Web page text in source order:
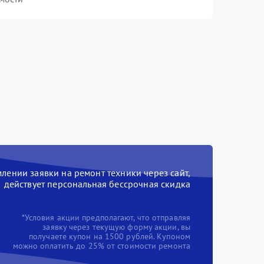
заявки на ремонт техники через сайт,
действует персональная бессрочная скидка
*Условия акции предполагают, что отправляя
заявку через текущую форму акции, вы
получаете купон на 1500 рублей. Купоном
можно оплатить до 25% от стоимости ремонта